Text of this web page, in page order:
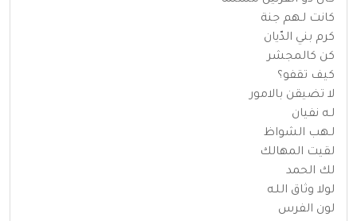
كانت لـهم جنة
كرم بني الدّيان
كن كالمجشر
كيف تقفو؟
لا تضيقن بالامور
لـه نفيان
لـهب الشواظ
لقيت المهالك
لك الحمد
لولا وثاق اللـه
لون الفرس